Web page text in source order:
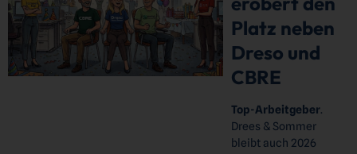
Platz neben
Dreso und
CBRE
Top-Arbeitgeber.
Drees & Sommer
bleibt auch 2026